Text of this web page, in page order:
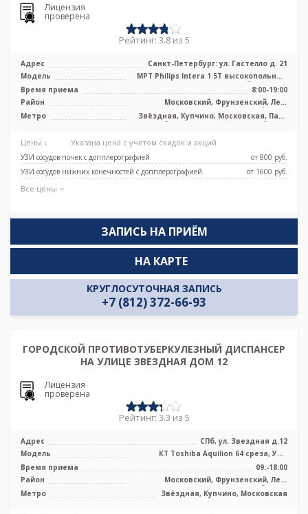
Лицензия
проверена
Рейтинг: 3.8 из 5
Адрес
Санкт-Петербург: ул. Гастелло д. 21
Модель
МРТ Philips Intera 1.5T высокопольный
закрытый тип, УЗИ
Время приема
8:00-19:00
Район
Московский, Фрунзенский, Лен.
область
Метро
Звёздная, Купчино, Московская, Парк
Победы, Электросила, Дунайская,
Цены ↓ Указана цена с учетом скидок и акций
УЗИ сосудов почек с допплерографией
от 800 pуб.
УЗИ сосудов нижних конечностей с допплерографией
от 1600 pуб.
Все цены
ЗАПИСЬ НА ПРИЁМ
КРУГЛОСУТОЧНАЯ ЗАПИСЬ
+7 (812) 372-66-93
НА КАРТЕ
ГОРОДСКОЙ ПРОТИВОТУБЕРКУЛЕЗНЫЙ ДИСПАНСЕР
НА УЛИЦЕ ЗВЕЗДНАЯ ДОМ 12
Лицензия
проверена
Рейтинг: 3.3 из 5
Адрес
СПб, ул. Звездная д.12
Модель
КТ Toshiba Aquilion 64 среза, УЗИ
аппарат, Рентген
Время приема
09:-18:00
Район
Московский, Фрунзенский, Лен.
область
Метро Звёздная, Купчино, Московская